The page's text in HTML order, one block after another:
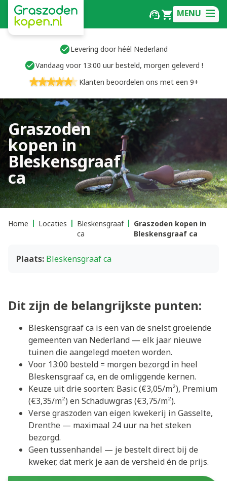
MENU
Levering door héél Nederland
Vandaag voor 13:00 uur besteld, morgen geleverd !
Klanten beoordelen ons met een 9+
Graszoden
kopen in
Bleskensgraaf
ca
Home Locaties
Bleskensgraaf
ca
Graszoden kopen in
Bleskensgraaf ca
Plaats: Bleskensgraaf ca
Dit zijn de belangrijkste punten:
Bleskensgraaf ca is een van de snelst groeiende
gemeenten van Nederland — elk jaar nieuwe
tuinen die aangelegd moeten worden.
Voor 13:00 besteld = morgen bezorgd in heel
Bleskensgraaf ca, en de omliggende kernen.
Keuze uit drie soorten: Basic (€3,05/m²), Premium
(€3,35/m²) en Schaduwgras (€3,75/m²).
Verse graszoden van eigen kwekerij in Gasselte,
Drenthe — maximaal 24 uur na het steken
bezorgd.
Geen tussenhandel — je bestelt direct bij de
kweker, dat merk je aan de versheid én de prijs.